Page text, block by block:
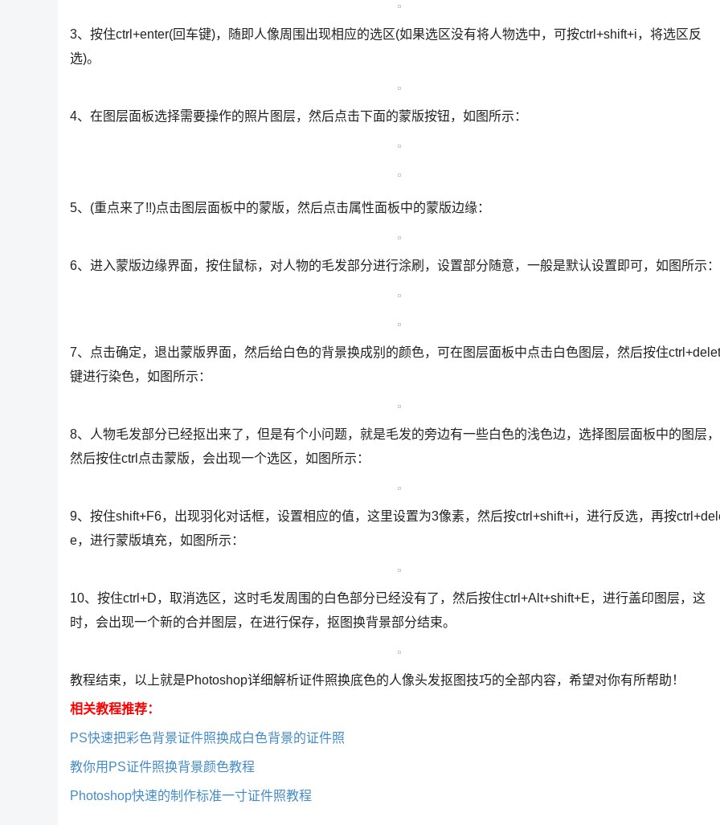
3、按住ctrl+enter(回车键)，随即人像周围出现相应的选区(如果选区没有将人物选中，可按ctrl+shift+i，将选区反
选)。
4、在图层面板选择需要操作的照片图层，然后点击下面的蒙版按钮，如图所示：
5、(重点来了!!)点击图层面板中的蒙版，然后点击属性面板中的蒙版边缘：
6、进入蒙版边缘界面，按住鼠标，对人物的毛发部分进行涂刷，设置部分随意，一般是默认设置即可，如图所示：
7、点击确定，退出蒙版界面，然后给白色的背景换成别的颜色，可在图层面板中点击白色图层，然后按住
键进行染色，如图所示：
8、人物毛发部分已经抠出来了，但是有个小问题，就是毛发的旁边有一些白色的浅色边，选择图层面板中的图层，
然后按住ctrl点击蒙版，会出现一个选区，如图所示：
9、按住shift+F6，出现羽化对话框，设置相应的值，这里设置为3像素，然后按ctrl+shift+i，进行反选，再按
e，进行蒙版填充，如图所示：
10、按住ctrl+D，取消选区，这时毛发周围的白色部分已经没有了，然后按住ctrl+Alt+shift+E，进行盖印图层，这
时，会出现一个新的合并图层，在进行保存，抠图换背景部分结束。
教程结束，以上就是Photoshop详细解析证件照换底色的人像头发抠图技巧的全部内容，希望对你有所帮助！
相关教程推荐：
PS快速把彩色背景证件照换成白色背景的证件照
教你用PS证件照换背景颜色教程
Photoshop快速的制作标准一寸证件照教程